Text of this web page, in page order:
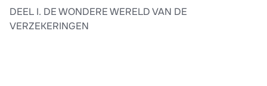
DEEL I. DE WONDERE WERELD VAN DE
VERZEKERINGEN